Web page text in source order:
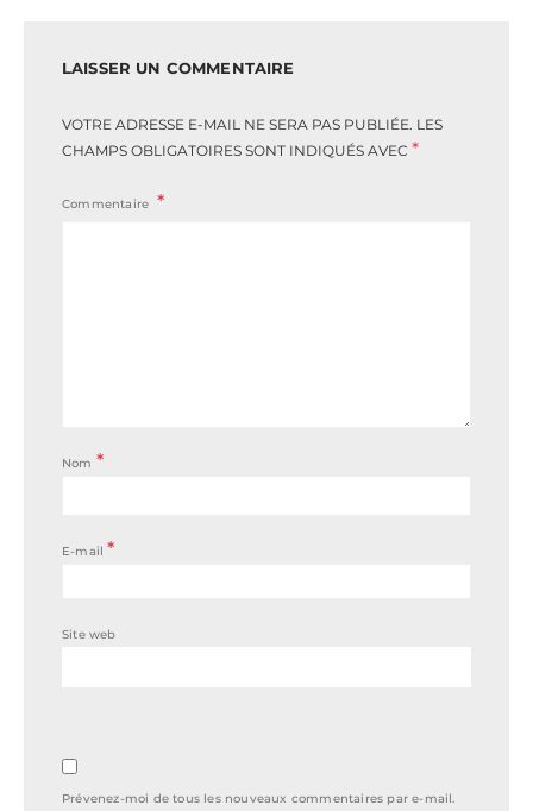
LAISSER UN COMMENTAIRE
VOTRE ADRESSE E-MAIL NE SERA PAS PUBLIÉE. LES
CHAMPS OBLIGATOIRES SONT INDIQUÉS AVEC *
Commentaire
Nom *
E-mail*
Site web
Prévenez-moi de tous les nouveaux commentaires par e-mail.